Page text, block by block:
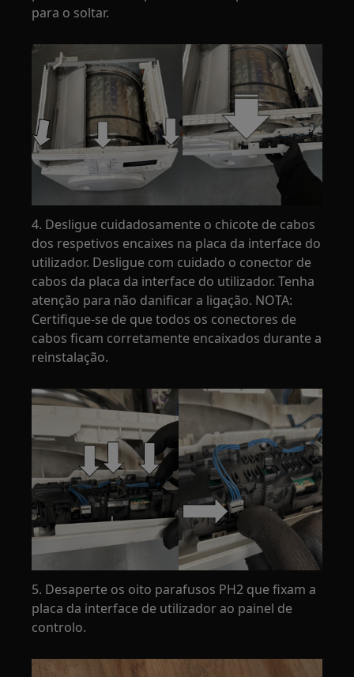
para o soltar.
4. Desligue cuidadosamente o chicote de cabos
dos respetivos encaixes na placa da interface do
utilizador. Desligue com cuidado o conector de
cabos da placa da interface do utilizador. Tenha
atenção para não danificar a ligação. NOTA:
Certifique-se de que todos os conectores de
cabos ficam corretamente encaixados durante a
reinstalação.
5. Desaperte os oito parafusos PH2 que fixam a
placa da interface de utilizador ao painel de
controlo.